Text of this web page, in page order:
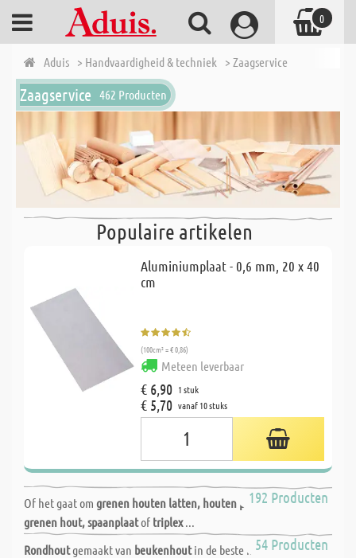
Aduis > Handvaardigheid & techniek > Zaagservice
Zaagservice 462 Producten
Populaire artikelen
Aluminiumplaat - 0,6 mm, 20 x 40
cm
(100cm² = € 0,86)
Meteen leverbaar
€ 6,90 1 stuk
€ 5,70 vanaf 10 stuks
192 Producten
Of het gaat om grenen houten latten, houten platen, rondhout,
grenen hout, spaanplaatof triplex...
54 Producten
Rondhout
Rondhoutgemaakt van beukenhoutin de beste kwaliteit.
0